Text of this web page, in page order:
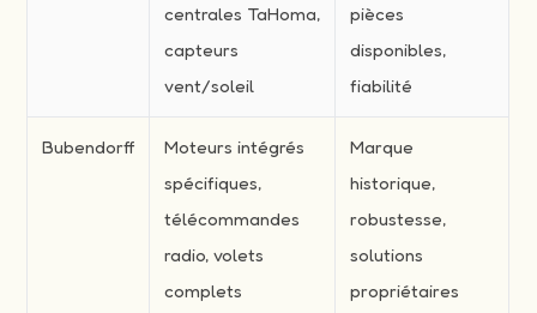
centrales TaHoma,
capteurs
vent/soleil
pièces
disponibles,
fiabilité
Bubendorff
Moteurs intégrés
spécifiques,
télécommandes
radio, volets
complets
Marque
historique,
robustesse,
solutions
propriétaires